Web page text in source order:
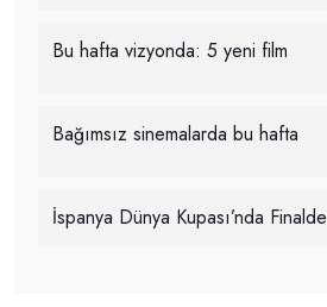
Bu hafta vizyonda: 5 yeni film
Bağımsız sinemalarda bu hafta
İspanya Dünya Kupası’nda Finalde